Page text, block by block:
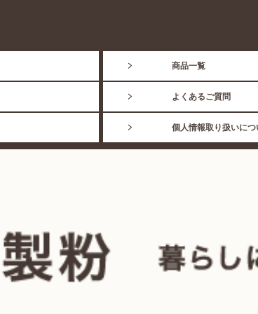
商品一覧
よくあるご質問
個人情報取り扱いにつ